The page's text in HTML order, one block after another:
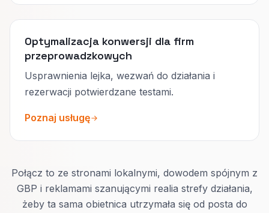
Optymalizacja konwersji dla firm
przeprowadzkowych
Usprawnienia lejka, wezwań do działania i
rezerwacji potwierdzane testami.
Poznaj usługę
Połącz to ze stronami lokalnymi, dowodem spójnym z
GBP i reklamami szanującymi realia strefy działania,
żeby ta sama obietnica utrzymała się od posta do